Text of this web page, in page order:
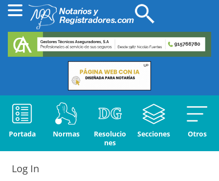
Portada Normas
Resolucio
nes
Secciones Otros
Log In